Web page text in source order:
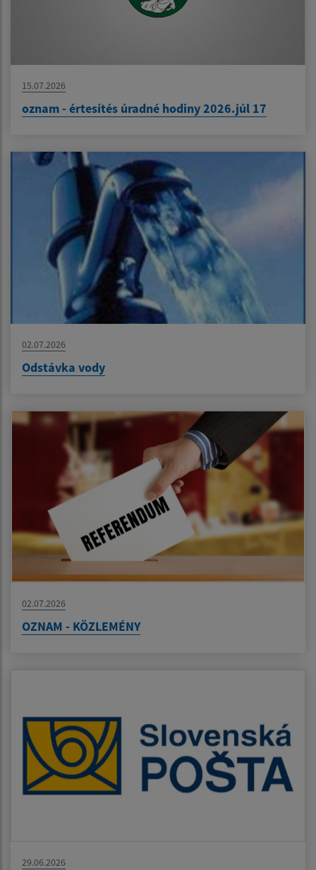
15.07.2026
oznam - értesítés úradné hodiny 2026.júl 17
02.07.2026
Odstávka vody
02.07.2026
OZNAM - KÖZLEMÉNY
29.06.2026